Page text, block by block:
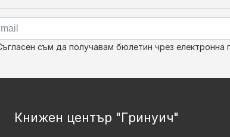
съм да получавам бюлетин чрез електронна
Книжен център "Гринуич"